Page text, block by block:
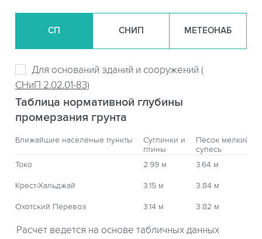
СП СНИП МЕТЕОНАБ
Для оснований зданий и сооружений (
СНиП 2.02.01-83)
Таблица нормативной глубины
промерзания грунта
Ближайшие населеные пункты
Суглинки и
глины
Песок мелкий,
супесь
Токо
2.99 м 3.64 м
Крест-Хальджай 3.15 м 3.84 м
Охотский Перевоз 3.14 м 3.82 м
Расчет ведется на основе табличных данных